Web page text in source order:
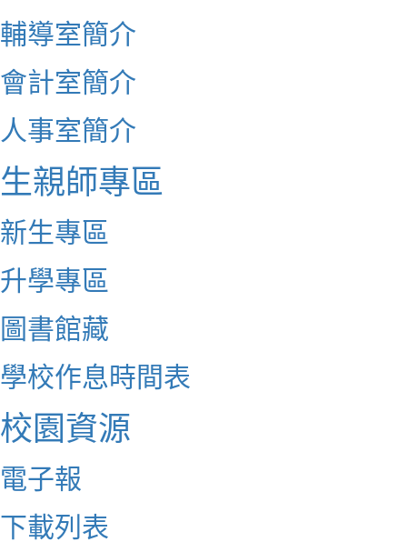
輔導室簡介
會計室簡介
人事室簡介
生親師專區
新生專區
升學專區
圖書館藏
學校作息時間表
校園資源
電子報
下載列表